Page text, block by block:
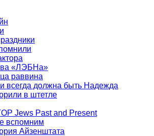
«ЛЭБНа»
раввина
всегда должна быть Надежда
в штетле
Jews Past and Present
вспомним
Айзенштата